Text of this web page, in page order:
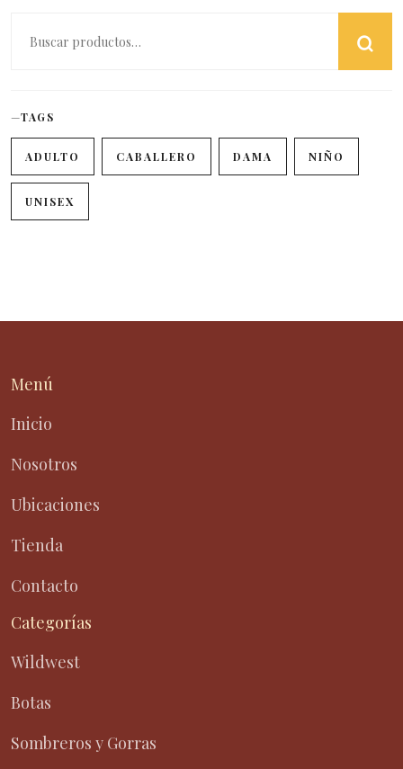
TAGS
ADULTO CABALLERO DAMA NIÑO
UNISEX
Menú
Inicio
Nosotros
Ubicaciones
Tienda
Contacto
Categorías
Wildwest
Botas
Sombreros y Gorras